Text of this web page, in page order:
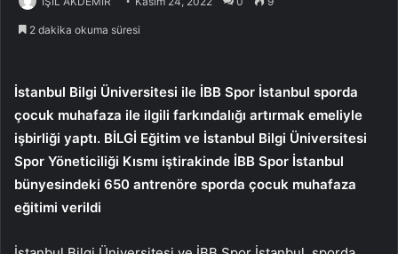
2 dakika okuma süresi
İstanbul Bilgi Üniversitesi ile İBB Spor İstanbul sporda
çocuk muhafaza ile ilgili farkındalığı artırmak emeliyle
işbirliği yaptı. BİLGİ Eğitim ve İstanbul Bilgi Üniversitesi
Spor Yöneticiliği Kısmı iştirakinde İBB Spor İstanbul
bünyesindeki 650 antrenöre sporda çocuk muhafaza
eğitimi verildi